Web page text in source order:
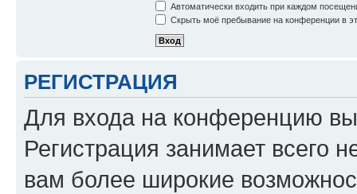
Автоматически входить при каждом
Скрыть моё пребывание на конференции в
РЕГИСТРАЦИЯ
Для входа на конференцию
Регистрация занимает всего
вам более широкие